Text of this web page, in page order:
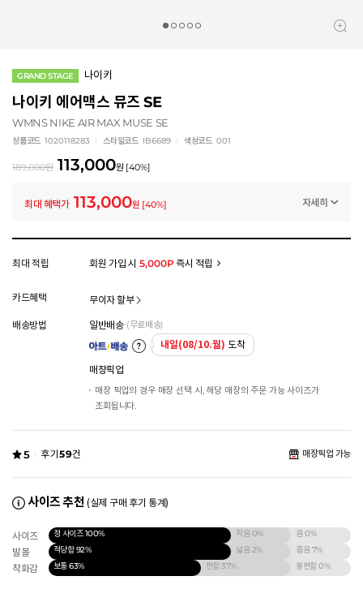
GRAND STAGE 나이키
나이키 에어맥스 뮤즈 SE
WMNS NIKE AIR MAX MUSE SE
상품코드 1020118283 스타일코드 IB6689 색상코드 001
189,000원 113,000원 [40%]
최대 혜택가 113,000원 [40%] 자세히
모든 혜택이 적용된 금액으로, 실제 결제 금액과는 차이가 있을 수 있습니다.
최대 적립 회원 가입 시 5,000P즉시 적립
카드혜택 무이자 할부
배송방법 일반배송 (무료배송)
내일(08/10.월) 도착
매장픽업
매장 픽업의 경우 매장 선택 시, 해당 매장의 주문 가능 사이즈가
조회됩니다.
5 후기59건 매장픽업 가능
사이즈 추천 (실제 구매 후기 통계)
사이즈 정 사이즈100% 작음0% 큼0%
발볼 적당함92% 넓음2% 좁음7%
착화감 보통63% 편함37% 불편함0%